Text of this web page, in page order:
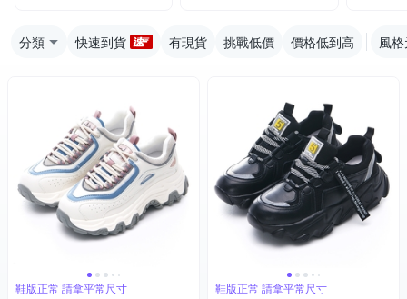
分類 快速到貨 有現貨 挑戰低價 價格低到高 風
鞋版正常 請拿平常尺寸 鞋版正常 請拿平常尺寸